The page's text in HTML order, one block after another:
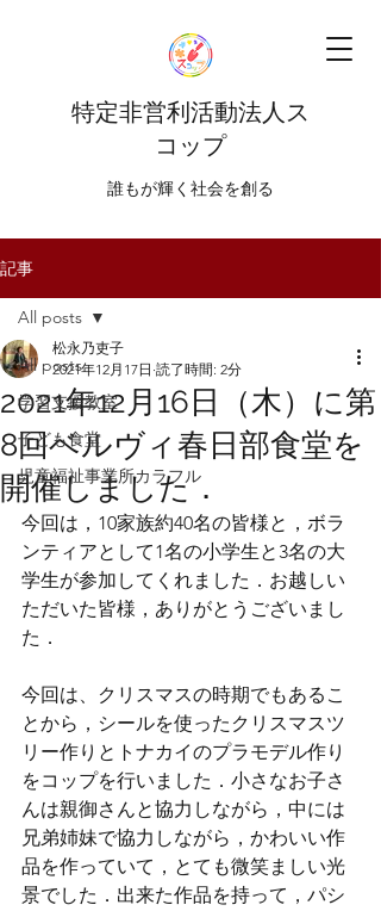
特定非営利活動法人ス
コップ
​​誰もが輝く社会を創る
記事
All posts
学習支援教室
子ども食堂
児童福祉事業所カラフル
All posts
2021年12月16日（木）に第
8回ベルヴィ春日部食堂を
開催しました．
松永乃吏子
2021年12月17日 読了時間: 2分
今回は，10家族約40名の皆様と，ボラ
ンティアとして1名の小学生と3名の大
学生が参加してくれました．お越しい
ただいた皆様，ありがとうございまし
た．
今回は、クリスマスの時期でもあるこ
とから，シールを使ったクリスマスツ
リー作りとトナカイのプラモデル作り
をコップを行いました．小さなお子さ
んは親御さんと協力しながら，中には
兄弟姉妹で協力しながら，かわいい作
品を作っていて，とても微笑ましい光
景でした．出来た作品を持って，パシ